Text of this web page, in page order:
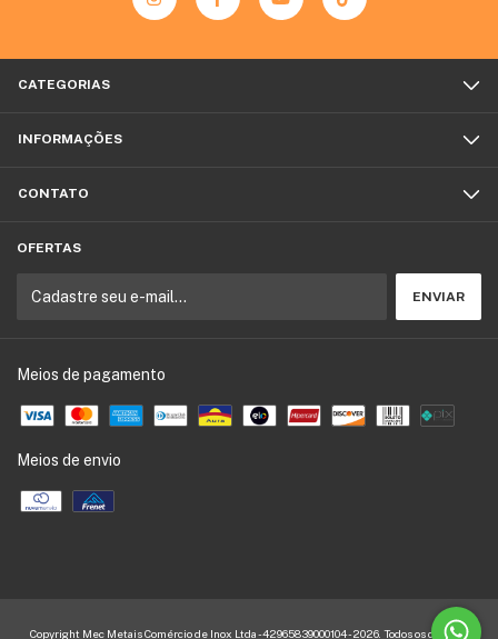
CATEGORIAS
INFORMAÇÕES
CONTATO
OFERTAS
Meios de pagamento
Meios de envio
Copyright Mec Metais Comércio de Inox Ltda - 42965839000104 - 2026. Todos os direitos